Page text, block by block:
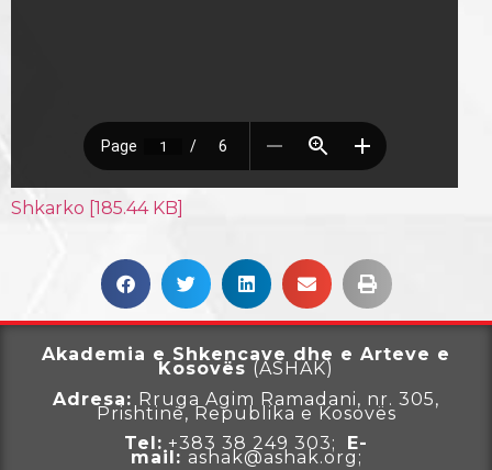
Shkarko [185.44 KB]
Akademia e Shkencave dhe e Arteve e
Kosovës (ASHAK)
Adresa: Rruga Agim Ramadani, nr. 305,
Prishtinë, Republika e Kosovës
Tel: +383 38 249 303; E-
mail: ashak@ashak.org;